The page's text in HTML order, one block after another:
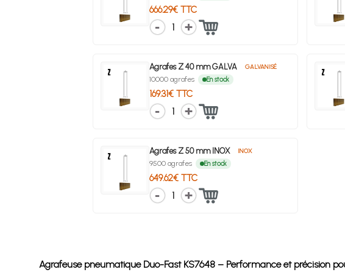
666.29€ TTC
1
Agrafes Z 40 mm GALVA GALVANISÉ
10000 agrafes En stock
169.31€ TTC
1
Agrafes Z 50 mm INOX INOX
9500 agrafes En stock
649.62€ TTC
1
Agrafeuse pneumatique Duo-Fast KS7648 – Performance et précision